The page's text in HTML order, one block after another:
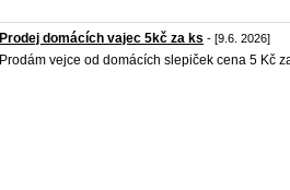
Prodej domácích vajec 5kč za ks - [9.6. 2026]
Prodám vejce od domácích slepiček cena 5 Kč